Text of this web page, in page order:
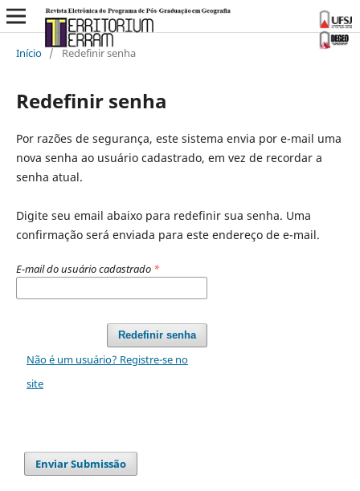
Início / Redefinir senha
Redefinir senha
Por razões de segurança, este sistema envia por e-mail uma
nova senha ao usuário cadastrado, em vez de recordar a
senha atual.
Digite seu email abaixo para redefinir sua senha. Uma
confirmação será enviada para este endereço de e-mail.
E-mail do usuário cadastrado *
Redefinir senha
Não é um usuário? Registre-se no
site
Enviar Submissão